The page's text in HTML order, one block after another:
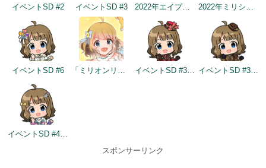
イベントSD #2 イベントSD #3 2022年エイプリルフールネタ 2022年ミリシタ5周年カウントダウン（3日前）
イベントSD #6 「ミリオンリンケージ 天色のアステリズム編」開催記念 イベントSD #330 イベントSD #399
イベントSD #432
スポンサーリンク